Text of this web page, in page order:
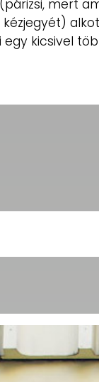
mert
kicsivel